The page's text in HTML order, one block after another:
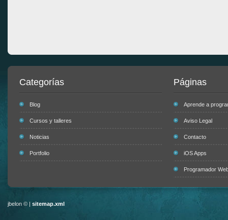
Categorías
Blog
Cursos y talleres
Noticias
Portfolio
Páginas
Aprende a
Aviso Legal
Contacto
iOS Apps
Programador
jbelon © | sitemap.xml